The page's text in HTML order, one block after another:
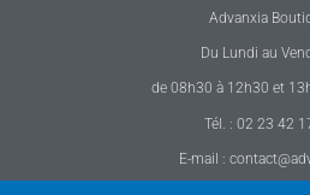
Advanxia
Du Lundi au
de 08h30 à 12h30 et
Tél. : 02 23 42
E-mail :